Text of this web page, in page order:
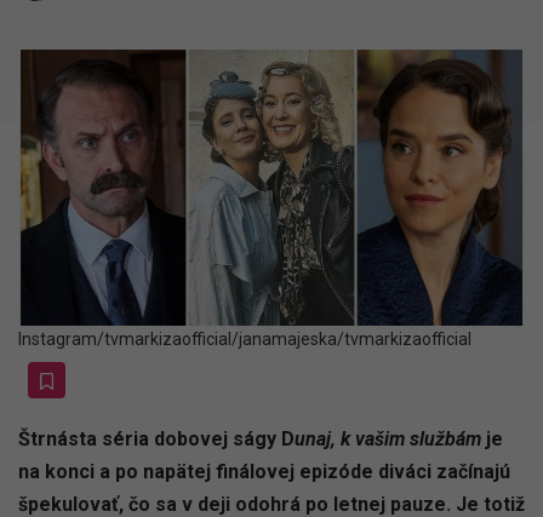
Instagram/tvmarkizaofficial/janamajeska/tvmarkizaofficial
Štrnásta séria dobovej ságy Dunaj, k vašim službám je
na konci a po napätej finálovej epizóde diváci začínajú
špekulovať, čo sa v deji odohrá po letnej pauze. Je totiž